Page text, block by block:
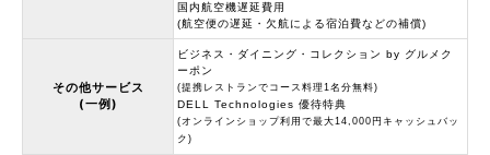
国内航空機遅延費用
(航空便の遅延・欠航による宿泊費などの補償)
その他サービス
(一例)
ビジネス・ダイニング・コレクション by グルメク
ーポン
(提携レストランでコース料理1名分無料)
DELL Technologies 優待特典
(オンラインショップ利用で最大14,000円キャッシュバッ
ク)